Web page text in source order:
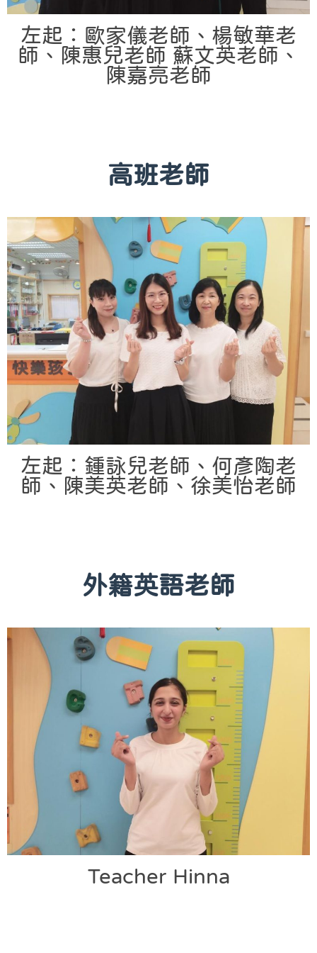
左起：歐家儀老師、楊敏華老
師、陳惠兒老師 蘇文英老師、
陳嘉亮老師
高班老師
左起：鍾詠兒老師、何彥陶老
師、陳美英老師、徐美怡老師
外籍英語老師
Teacher Hinna